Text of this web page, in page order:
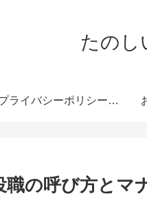
たのし
プライバシーポリシー・免責事項
の呼び方とマ